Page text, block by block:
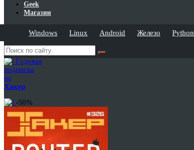
Geek
Магазин
Windows Linux Android Железо Python
Годовая
подписка
на
Хакер
-50%